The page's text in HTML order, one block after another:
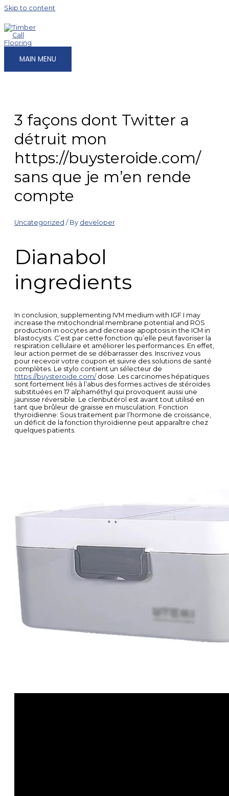
Skip to content
MAIN MENU
3 façons dont Twitter a
détruit mon
https://buysteroide.com/
sans que je m’en rende
compte
Uncategorized / By developer
Dianabol
ingredients
In conclusion, supplementing IVM medium with IGF I may
increase the mitochondrial membrane potential and ROS
production in oocytes and decrease apoptosis in the ICM in
blastocysts. C’est par cette fonction qu’elle peut favoriser la
respiration cellulaire et améliorer les performances. En effet,
leur action permet de se débarrasser des. Inscrivez vous
pour recevoir votre coupon et suivre des solutions de santé
complètes. Le stylo contient un sélecteur de
https://buysteroide.com/dose. Les carcinomes hépatiques
sont fortement liés à l’abus des formes actives de stéroïdes
substituées en 17 alphaméthyl qui provoquent aussi une
jaunisse réversible. Le clenbutérol est avant tout utilisé en
tant que brûleur de graisse en musculation. Fonction
thyroïdienne: Sous traitement par l’hormone de croissance,
un déficit de la fonction thyroïdienne peut apparaître chez
quelques patients.